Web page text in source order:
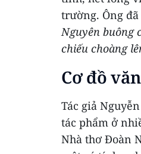
trường. Ông
Nguyên buông
chiếu choàng
Cơ đồ
Tác giả
tác phẩm ở
Nhà thơ Đoàn